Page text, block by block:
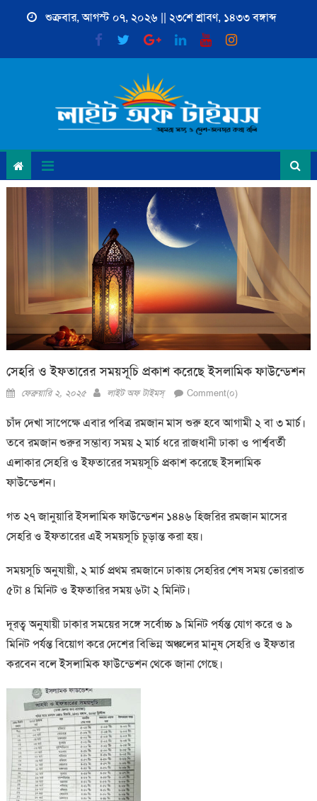
শুক্রবার, আগস্ট ০৭, ২০২৬ || ২৩শে শ্রাবণ, ১৪৩৩ বঙ্গাব্দ
সেহরি ও ইফতারের সময়সূচি প্রকাশ করেছে ইসলামিক ফাউন্ডেশন
Posted
ফেব্রুয়ারি ২, ২০২৫ Author
লাইট অফ টাইমস্ Comment(০)
চাঁদ দেখা সাপেক্ষে এবার পবিত্র রমজান মাস শুরু হবে আগামী ২ বা ৩ মার্চ।
তবে রমজান শুরুর সম্ভাব্য সময় ২ মার্চ ধরে রাজধানী ঢাকা ও পার্শ্ববর্তী
এলাকার সেহরি ও ইফতারের সময়সূচি প্রকাশ করেছে ইসলামিক
ফাউন্ডেশন।
গত ২৭ জানুয়ারি ইসলামিক ফাউন্ডেশন ১৪৪৬ হিজরির রমজান মাসের
সেহরি ও ইফতারের এই সময়সূচি চূড়ান্ত করা হয়।
সময়সূচি অনুযায়ী, ২ মার্চ প্রথম রমজানে ঢাকায় সেহরির শেষ সময় ভোররাত
৫টা ৪ মিনিট ও ইফতারির সময় ৬টা ২ মিনিট।
দূরত্ব অনুযায়ী ঢাকার সময়ের সঙ্গে সর্বোচ্চ ৯ মিনিট পর্যন্ত যোগ করে ও ৯
মিনিট পর্যন্ত বিয়োগ করে দেশের বিভিন্ন অঞ্চলের মানুষ সেহরি ও ইফতার
করবেন বলে ইসলামিক ফাউন্ডেশন থেকে জানা গেছে।